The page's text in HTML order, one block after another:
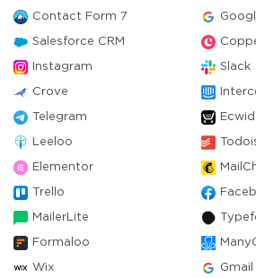
Contact Form 7
Salesforce CRM
Instagram Slack
Crove
Telegram Ecwid
Leeloo
Elementor
Trello
MailerLite
Formaloo
Wix Gmail